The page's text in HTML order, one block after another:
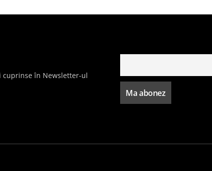
cuprinse în Newsletter-ul